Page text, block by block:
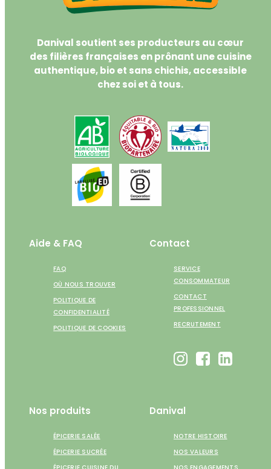
Danival soutient ses producteurs au cœur
des filières françaises en prônant une cuisine
authentique, bio et sans chichis, accessible
chez soi et à tous.
Nos produits
ÉPICERIE SALÉE
ÉPICERIE SUCRÉE
Danival
NOTRE HISTOIRE
NOS VALEURS
Aide & FAQ
FAQ
OÙ NOUS TROUVER
POLITIQUE DE
CONFIDENTIALITÉ
POLITIQUE DE COOKIES
Contact
SERVICE
CONSOMMATEUR
CONTACT
PROFESSIONNEL
RECRUTEMENT